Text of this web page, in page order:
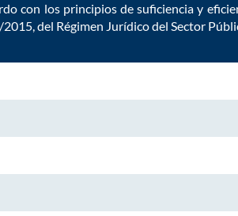
con los principios de suficiencia y
del Régimen Jurídico del Sector